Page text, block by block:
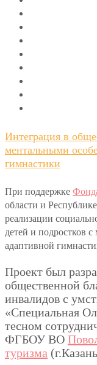
Интеграция в
ментальными
гимнастики
При поддержке
области и
реализации
детей и подростков
адаптивной
Проект был
общественной
инвалидов с
«Специальная
тесном
ФГБОУ ВО
туризма